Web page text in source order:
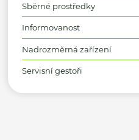
Sběrné prostředky
Informovanost
Nadrozměrná zařízení
Servisní gestoři